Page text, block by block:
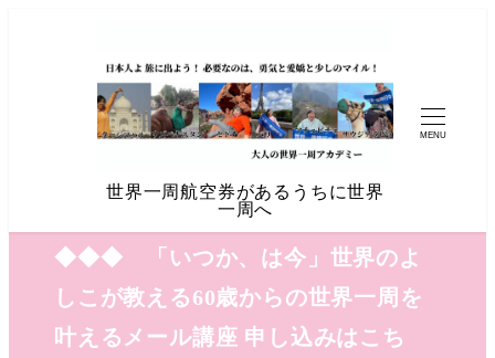
世界一周航空券があるうちに世界
一周へ
MENU
◆◆◆ 「いつか、は今」世界のよ
しこが教える60歳からの世界一周を
叶えるメール講座 申し込みはこち